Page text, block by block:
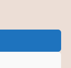
una
non la